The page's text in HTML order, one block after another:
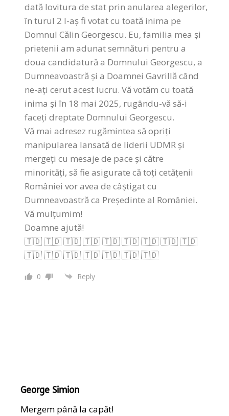
dată lovitura de stat prin anularea alegerilor,
în turul 2 l-aș fi votat cu toată inima pe
Domnul Călin Georgescu. Eu, familia mea și
prietenii am adunat semnături pentru a
doua candidatură a Domnului Georgescu, a
Dumneavoastră și a Doamnei Gavrillă când
ne-ați cerut acest lucru. Vă votăm cu toată
inima și în 18 mai 2025, rugându-vă să-i
faceți dreptate Domnului Georgescu.
Vă mai adresez rugămintea să opriți
manipularea lansată de liderii UDMR și
mergeți cu mesaje de pace și către
minorități, să fie asigurate că toți cetățenii
României vor avea de câștigat cu
Dumneavoastră ca Președinte al României.
Vă mulțumim!
Doamne ajută!
🇹🇩 🇹🇩 🇹🇩 🇹🇩 🇹🇩 🇹🇩 🇹🇩 🇹🇩 🇹🇩
🇹🇩 🇹🇩 🇹🇩 🇹🇩 🇹🇩 🇹🇩 🇹🇩
0 Reply
George Simion
Mergem până la capăt!